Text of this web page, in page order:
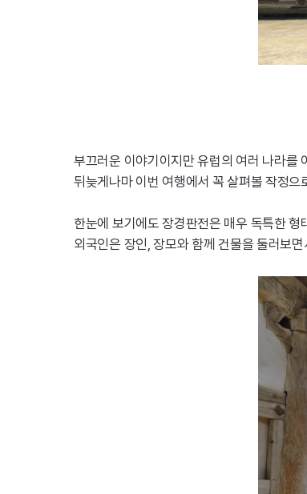
부끄러운 이야기이지만 유럽의 여러 나라를
뒤늦게나마 이번 여행에서 꼭 살펴볼 작정으
한눈에 보기에도 장경판전은 매우 독특한
외국인은 장인, 장모와 함께 건물을 둘러보